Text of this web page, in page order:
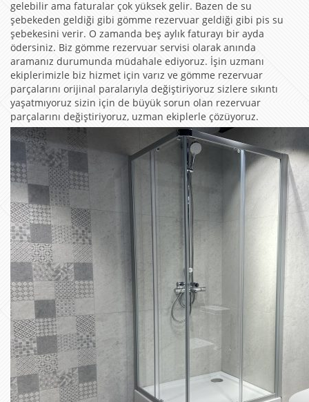
gelebilir ama faturalar çok yüksek gelir. Bazen de su
şebekeden geldiği gibi gömme rezervuar geldiği gibi pis su
şebekesini verir. O zamanda beş aylık faturayı bir ayda
ödersiniz. Biz gömme rezervuar servisi olarak anında
aramanız durumunda müdahale ediyoruz. İşin uzmanı
ekiplerimizle biz hizmet için varız ve gömme rezervuar
parçalarını orijinal paralarıyla değiştiriyoruz sizlere sıkıntı
yaşatmıyoruz sizin için de büyük sorun olan rezervuar
parçalarını değiştiriyoruz, uzman ekiplerle çözüyoruz.